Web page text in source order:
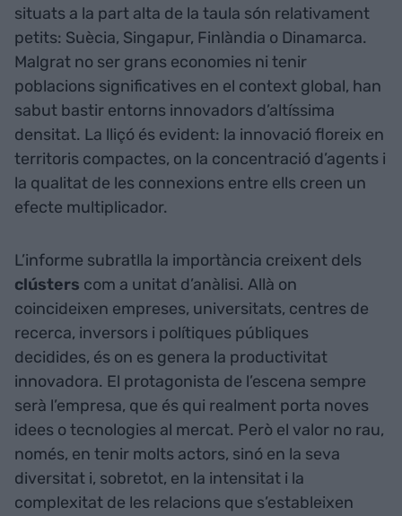
situats a la part alta de la taula són relativament
petits: Suècia, Singapur, Finlàndia o Dinamarca.
Malgrat no ser grans economies ni tenir
poblacions significatives en el context global, han
sabut bastir entorns innovadors d’altíssima
densitat. La lliçó és evident: la innovació floreix en
territoris compactes, on la concentració d’agents i
la qualitat de les connexions entre ells creen un
efecte multiplicador.
L’informe subratlla la importància creixent dels
clústers com a unitat d’anàlisi. Allà on
coincideixen empreses, universitats, centres de
recerca, inversors i polítiques públiques
decidides, és on es genera la productivitat
innovadora. El protagonista de l’escena sempre
serà l’empresa, que és qui realment porta noves
idees o tecnologies al mercat. Però el valor no rau,
només, en tenir molts actors, sinó en la seva
diversitat i, sobretot, en la intensitat i la
complexitat de les relacions que s’estableixen